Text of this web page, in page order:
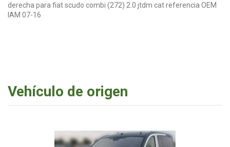
derecha para fiat scudo combi (272) 2.0 jtdm cat referencia OEM
IAM 07-16
Vehículo de origen